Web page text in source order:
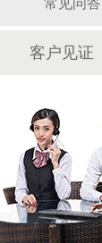
常见问答
客户见证